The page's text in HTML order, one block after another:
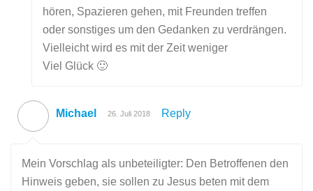
hören, Spazieren gehen, mit Freunden treffen
oder sonstiges um den Gedanken zu verdrängen.
Vielleicht wird es mit der Zeit weniger
Viel Glück 🙂
Michael 26. Juli 2018 Reply
Mein Vorschlag als unbeteiligter: Den Betroffenen den
Hinweis geben, sie sollen zu Jesus beten mit dem